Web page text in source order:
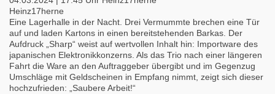
Heinz17herne
Eine Lagerhalle in der Nacht. Drei Vermummte brechen eine Tür
auf und laden Kartons in einen bereitstehenden Barkas. Der
Aufdruck „Sharp“ weist auf wertvollen Inhalt hin: Importware des
japanischen Elektronikkonzerns. Als das Trio nach einer längeren
Fahrt die Ware an den Auftraggeber übergibt und im Gegenzug
Umschläge mit Geldscheinen in Empfang nimmt, zeigt sich dieser
hochzufrieden: „Saubere Arbeit!“